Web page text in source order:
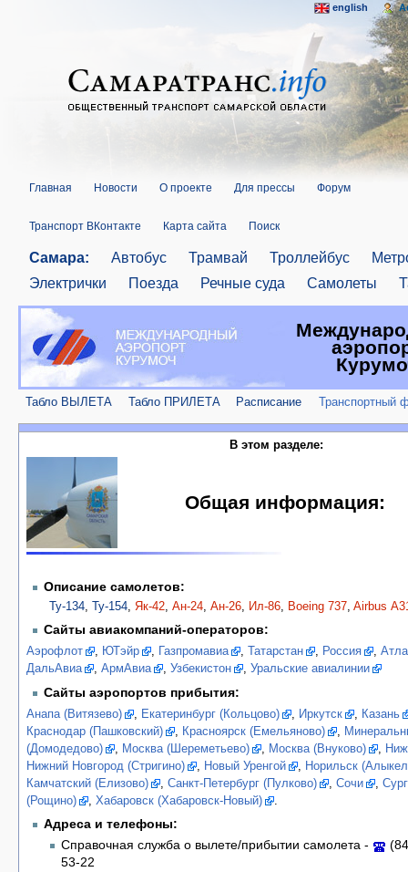
Главная Новости О проекте Для прессы Форум
Транспорт ВКонтакте Карта сайта Поиск
Самара: Автобус Трамвай Троллейбус
Электрички
Поезда Речные суда Самолеты
Табло ВЫЛЕТА Табло ПРИЛЕТА Расписание Транспортный
В этом разделе:
Общая информация:
Описание самолетов:
Ту-134,Ту-154,Як-42,Ан-24,Ан-26, Ил-86, Boeing 737,Airbus
Сайты авиакомпаний-операторов:
Аэрофлот , ЮТэйр , Газпромавиа , Татарстан , Россия ,
ДальАвиа
, АрмАвиа , Узбекистон , Уральские авиалинии
Сайты аэропортов прибытия:
Анапа (Витязево) Екатеринбург (Кольцово) Иркутск
Казань
Краснодар (Пашковский)
Красноярск (Емельяново)
(Домодедово)
Москва (Шереметьево) Москва (Внуково)
Нижний Новгород (Стригино)
Новый Уренгой
Норильск
Камчатский (Елизово)
Санкт-Петербург (Пулково) Сочи
(Рощино)
Хабаровск (Хабаровск-Новый)
Адреса и телефоны:
Справочная служба о вылете/прибытии самолета -
53-22
english